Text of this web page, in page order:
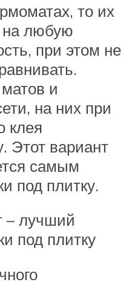
то их
на любую
при этом не
и
на них при
клея
Этот вариант
самым
под плитку.
– лучший
под плитку